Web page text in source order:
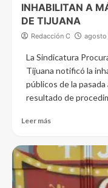
INHABILITAN A
DE TIJUANA
Redacción C
La Sindicatura
Tijuana notificó la
públicos de la
resultado de
Leer más